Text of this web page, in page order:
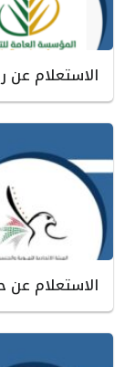
الاستعلام عن
الاستعلام عن